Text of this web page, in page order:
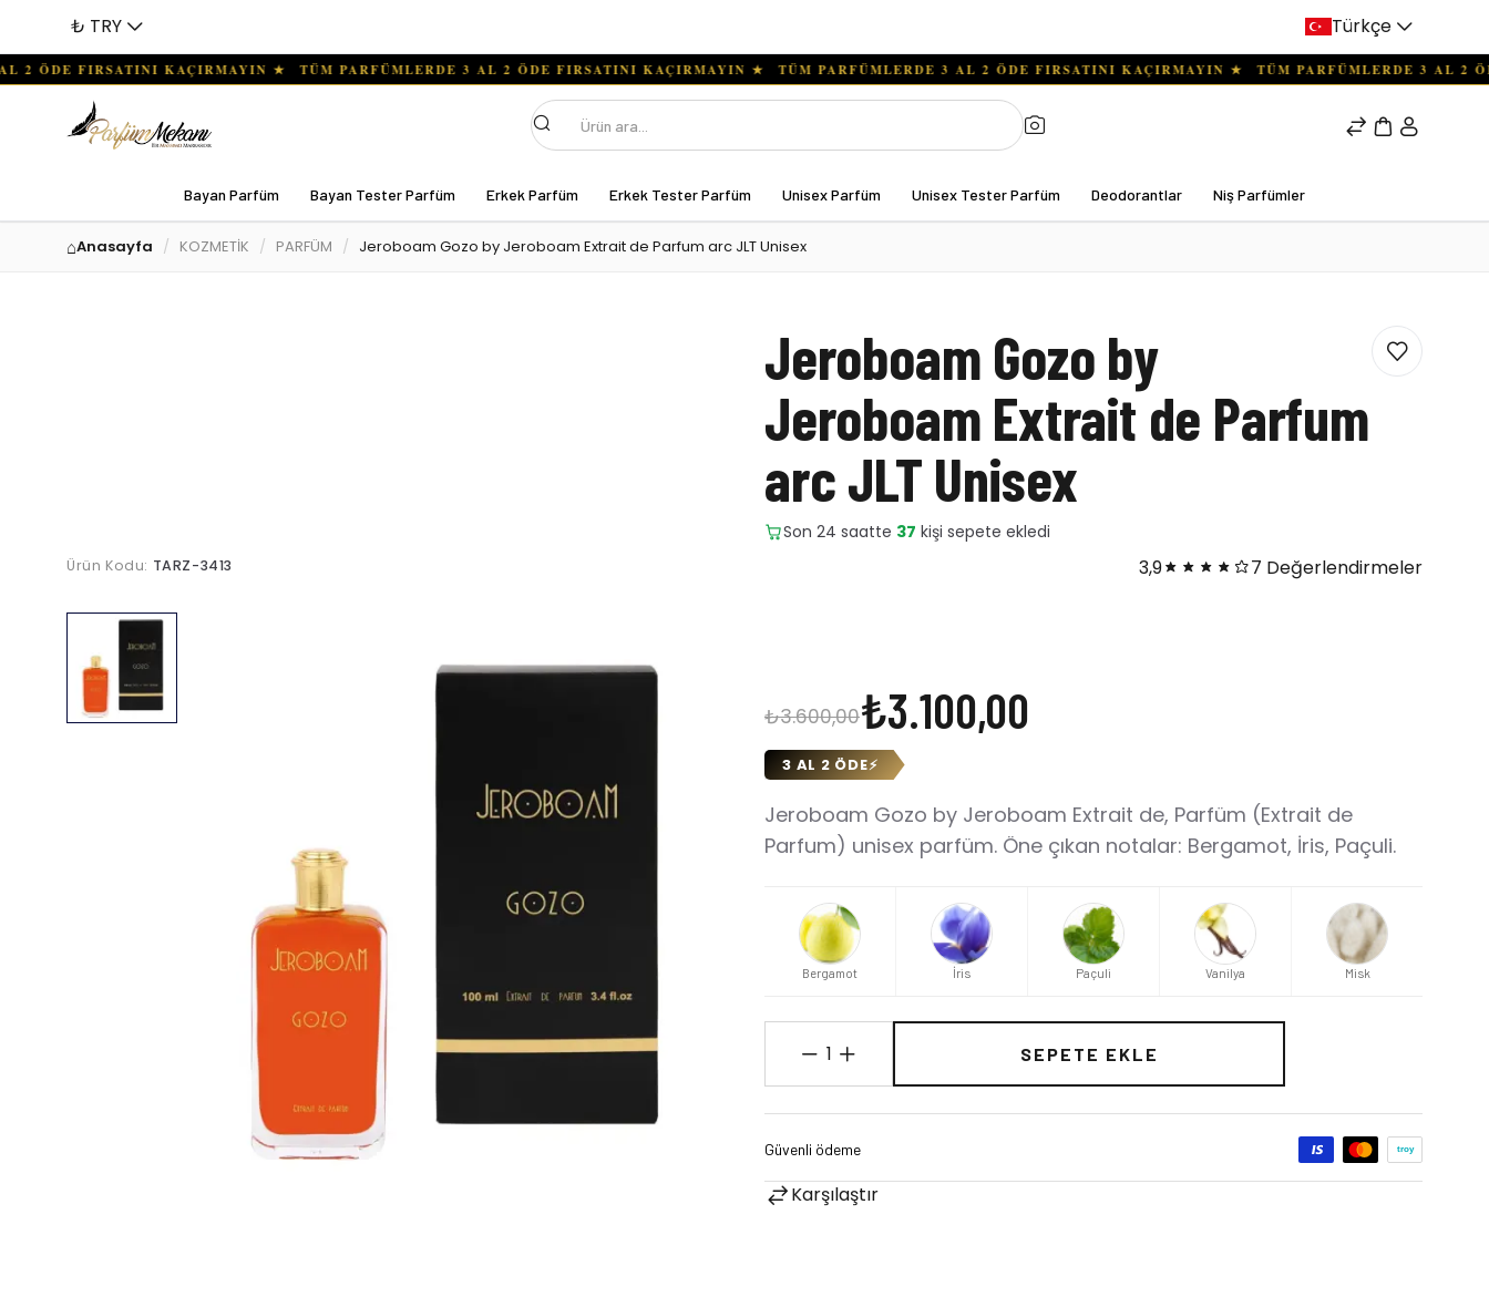
₺ TRY Türkçe
Bayan Parfüm Bayan Tester Parfüm Erkek Parfüm Erkek Tester Parfüm Unisex Parfüm Unisex Tester Parfüm Deodorantlar Niş Parfümler
Ara
Anasayfa KOZMETİK PARFÜM Jeroboam Gozo by Jeroboam Extrait de Parfum arc JLT Unisex
Jeroboam Gozo by
Jeroboam Extrait de Parfum
arc JLT Unisex
Ürün Kodu: TARZ-3413 3,9 7 Değerlendirmeler
Son 24 saatte 15adet satıldı
₺3.600,00₺3.100,00
3 AL 2 ÖDE⚡
Jeroboam Gozo by Jeroboam Extrait de, Parfüm (Extrait de
Parfum) unisex parfüm. Öne çıkan notalar: Bergamot, İris, Paçuli.
Bergamot İris Paçuli Vanilya Misk
1 SEPETE EKLE
Karşılaştır